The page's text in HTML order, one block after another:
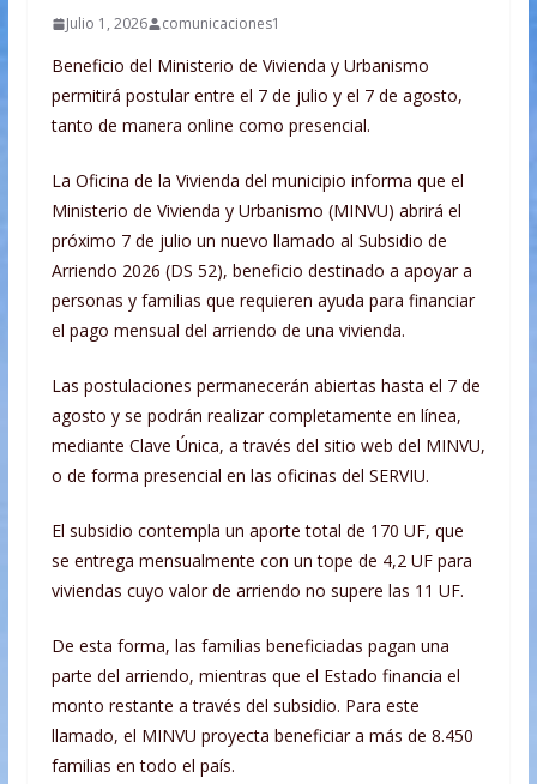
Julio 1, 2026 comunicaciones1
Beneficio del Ministerio de Vivienda y Urbanismo
permitirá postular entre el 7 de julio y el 7 de agosto,
tanto de manera online como presencial.
La Oficina de la Vivienda del municipio informa que el
Ministerio de Vivienda y Urbanismo (MINVU) abrirá el
próximo 7 de julio un nuevo llamado al Subsidio de
Arriendo 2026 (DS 52), beneficio destinado a apoyar a
personas y familias que requieren ayuda para financiar
el pago mensual del arriendo de una vivienda.
Las postulaciones permanecerán abiertas hasta el 7 de
agosto y se podrán realizar completamente en línea,
mediante Clave Única, a través del sitio web del MINVU,
o de forma presencial en las oficinas del SERVIU.
El subsidio contempla un aporte total de 170 UF, que
se entrega mensualmente con un tope de 4,2 UF para
viviendas cuyo valor de arriendo no supere las 11 UF.
De esta forma, las familias beneficiadas pagan una
parte del arriendo, mientras que el Estado financia el
monto restante a través del subsidio. Para este
llamado, el MINVU proyecta beneficiar a más de 8.450
familias en todo el país.